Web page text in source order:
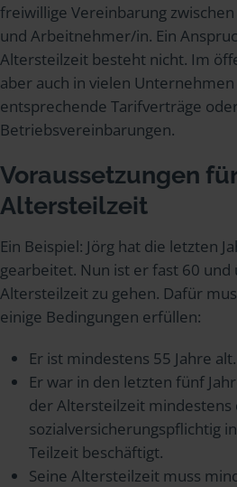
freiwillige Vereinbarung
und Arbeitnehmer/in. Ein
Altersteilzeit besteht nicht. Im
aber auch in vielen
entsprechende Tarifverträge
Betriebsvereinbarungen.
Voraussetzungen
Altersteilzeit
Ein Beispiel: Jörg hat die letzten
gearbeitet. Nun ist er fast 60 und
Altersteilzeit zu gehen. Dafür
einige Bedingungen erfüllen:
Er ist mindestens 55 Jahre alt.
Er war in den letzten fünf
der Altersteilzeit mindestens
sozialversicherungspflichtig
Teilzeit beschäftigt.
Seine Altersteilzeit muss